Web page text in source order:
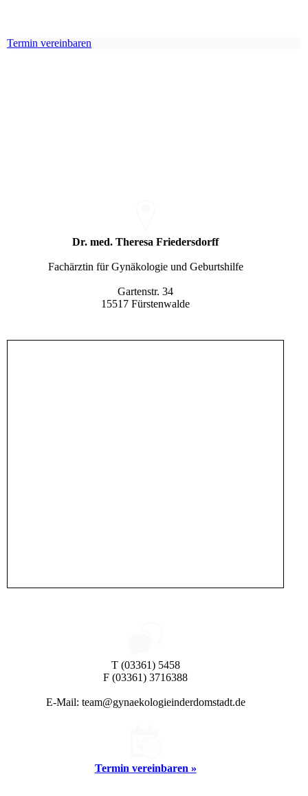
Termin vereinbaren
Dr. med. Theresa Friedersdorff
Fachärztin für Gynäkologie und Geburtshilfe
Gartenstr. 34
15517 Fürstenwalde
T (03361) 5458
F (03361) 3716388
E-Mail: team@gynaekologieinderdomstadt.de
Termin vereinbaren »